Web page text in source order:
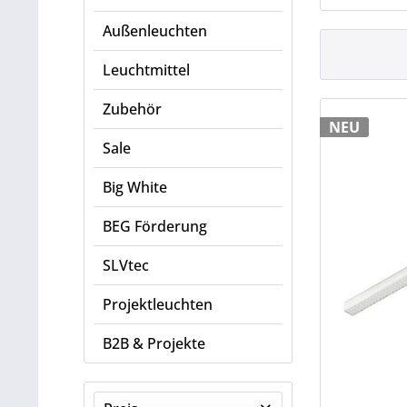
Außenleuchten
Leuchtmittel
Zubehör
Sale
Big White
BEG Förderung
SLVtec
Projektleuchten
B2B & Projekte
NEU